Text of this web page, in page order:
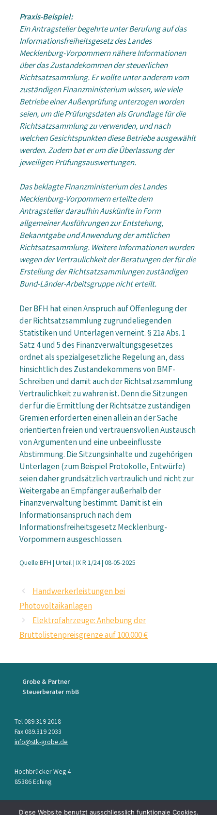
Praxis-Beispiel:
Ein Antragsteller begehrte unter Berufung auf das
Informationsfreiheitsgesetz des Landes
Mecklenburg-Vorpommern nähere Informationen
über das Zustandekommen der steuerlichen
Richtsatzsammlung. Er wollte unter anderem vom
zuständigen Finanzministerium wissen, wie viele
Betriebe einer Außenprüfung unterzogen worden
seien, um die Prüfungsdaten als Grundlage für die
Richtsatzsammlung zu verwenden, und nach
welchen Gesichtspunkten diese Betriebe ausgewählt
werden. Zudem bat er um die Überlassung der
jeweiligen Prüfungsauswertungen.
Das beklagte Finanzministerium des Landes
Mecklenburg-Vorpommern erteilte dem
Antragsteller daraufhin Auskünfte in Form
allgemeiner Ausführungen zur Entstehung,
Bekanntgabe und Anwendung der amtlichen
Richtsatzsammlung. Weitere Informationen wurden
wegen der Vertraulichkeit der Beratungen der für die
Erstellung der Richtsatzsammlungen zuständigen
Bund-Länder-Arbeitsgruppe nicht erteilt.
Der BFH hat einen Anspruch auf Offenlegung der
der Richtsatzsammlung zugrundeliegenden
Statistiken und Unterlagen verneint. § 21a Abs. 1
Satz 4 und 5 des Finanzverwaltungsgesetzes
ordnet als spezialgesetzliche Regelung an, dass
hinsichtlich des Zustandekommens von BMF-
Schreiben und damit auch der Richtsatzsammlung
Vertraulichkeit zu wahren ist. Denn die Sitzungen
der für die Ermittlung der Richtsätze zuständigen
Gremien erforderten einen allein an der Sache
orientierten freien und vertrauensvollen Austausch
von Argumenten und eine unbeeinflusste
Abstimmung. Die Sitzungsinhalte und zugehörigen
Unterlagen (zum Beispiel Protokolle, Entwürfe)
seien daher grundsätzlich vertraulich und nicht zur
Weitergabe an Empfänger außerhalb der
Finanzverwaltung bestimmt. Damit ist ein
Informationsanspruch nach dem
Informationsfreiheitsgesetz Mecklenburg-
Vorpommern ausgeschlossen.
Quelle:BFH | Urteil | IX R 1/24 | 08-05-2025
Handwerkerleistungen bei
Photovoltaikanlagen
Elektrofahrzeuge: Anhebung der
Bruttolistenpreisgrenze auf 100.000 €
Grobe & Partner
Steuerberater mbB
Tel 089.319 2018
Fax 089.319 2033
info@stk-grobe.de
Hochbrücker Weg 4
85386 Eching
Diese Website benutzt ausschliesslich funktionale Cookies.